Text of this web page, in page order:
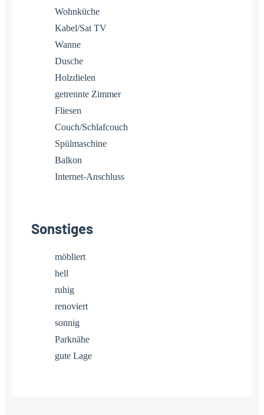
Wohnküche
Kabel/Sat TV
Wanne
Dusche
Holzdielen
getrennte Zimmer
Fliesen
Couch/Schlafcouch
Spülmaschine
Balkon
Internet-Anschluss
Sonstiges
möbliert
hell
ruhig
renoviert
sonnig
Parknähe
gute Lage